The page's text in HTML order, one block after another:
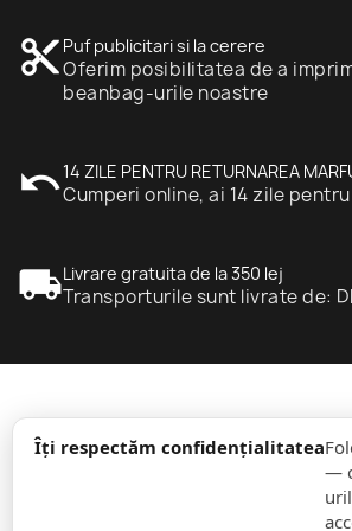
Îți respectăm confidențialitatea
—
content_cut Puf publicitari si la cerere
Oferim posibilitatea de a
beanbag-urile noastre
undo14 ZILE PENTRU RETURNAREA
Cumperi online, ai 14 zile
local_shippingLivrare gratuita de la 350 lej
Transporturile sunt livrate de:
informație